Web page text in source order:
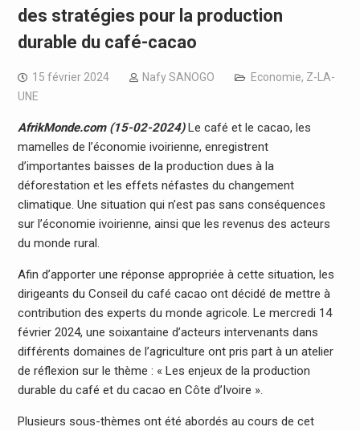
des stratégies pour la production
durable du café-cacao
15 février 2024 Nafy SANOGO Economie, Z-LA-
UNE
AfrikMonde.com (15-02-2024)Le café et le cacao, les
mamelles de l’économie ivoirienne, enregistrent
d’importantes baisses de la production dues à la
déforestation et les effets néfastes du changement
climatique. Une situation qui n’est pas sans conséquences
sur l’économie ivoirienne, ainsi que les revenus des acteurs
du monde rural.
Afin d’apporter une réponse appropriée à cette situation, les
dirigeants du Conseil du café cacao ont décidé de mettre à
contribution des experts du monde agricole. Le mercredi 14
février 2024, une soixantaine d’acteurs intervenants dans
différents domaines de l’agriculture ont pris part à un atelier
de réflexion sur le thème : « Les enjeux de la production
durable du café et du cacao en Côte d’Ivoire ».
Plusieurs sous-thèmes ont été abordés au cours de cet